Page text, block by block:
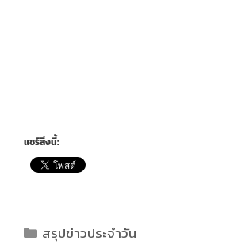
แชร์สิ่งนี้:
สรุปข่าวประจำวัน